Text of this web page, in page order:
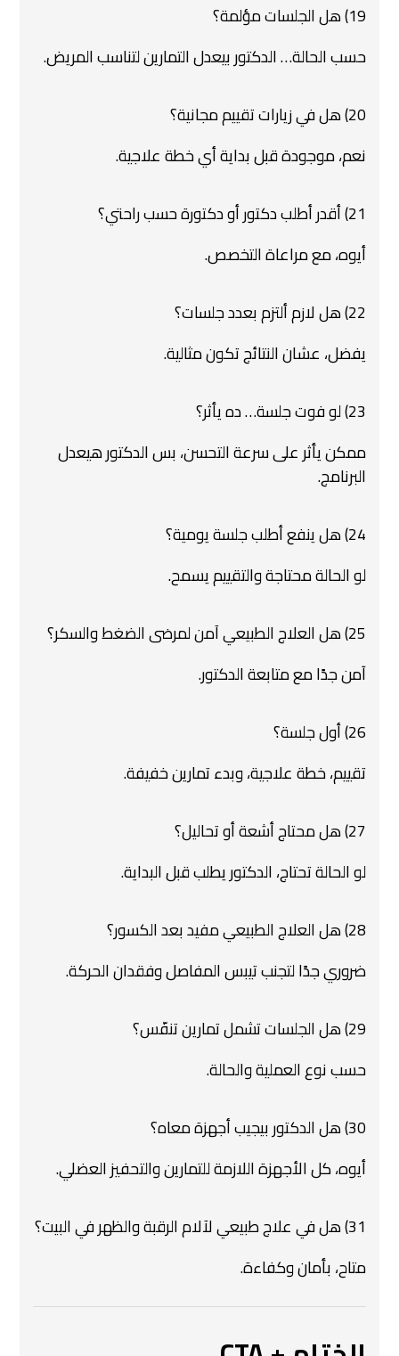
19) هل الجلسات مؤلمة؟
حسب الحالة… الدكتور بيعدل التمارين لتناسب المريض.
20) هل في زيارات تقييم مجانية؟
نعم، موجودة قبل بداية أي خطة علاجية.
21) أقدر أطلب دكتور أو دكتورة حسب راحتي؟
أيوه، مع مراعاة التخصص.
22) هل لازم ألتزم بعدد جلسات؟
يفضل، عشان النتائج تكون مثالية.
23) لو فوت جلسة… ده يأثر؟
ممكن يأثر على سرعة التحسن، بس الدكتور هيعدل
البرنامج.
24) هل ينفع أطلب جلسة يومية؟
لو الحالة محتاجة والتقييم يسمح.
25) هل العلاج الطبيعي آمن لمرضى الضغط والسكر؟
آمن جدًا مع متابعة الدكتور.
26) أول جلسة؟
تقييم، خطة علاجية، وبدء تمارين خفيفة.
27) هل محتاج أشعة أو تحاليل؟
لو الحالة تحتاج، الدكتور يطلب قبل البداية.
28) هل العلاج الطبيعي مفيد بعد الكسور؟
ضروري جدًا لتجنب تيبس المفاصل وفقدان الحركة.
29) هل الجلسات تشمل تمارين تنفّس؟
حسب نوع العملية والحالة.
30) هل الدكتور بيجيب أجهزة معاه؟
أيوه، كل الأجهزة اللازمة للتمارين والتحفيز العضلي.
31) هل في علاج طبيعي لآلام الرقبة والظهر في البيت؟
متاح، بأمان وكفاءة.